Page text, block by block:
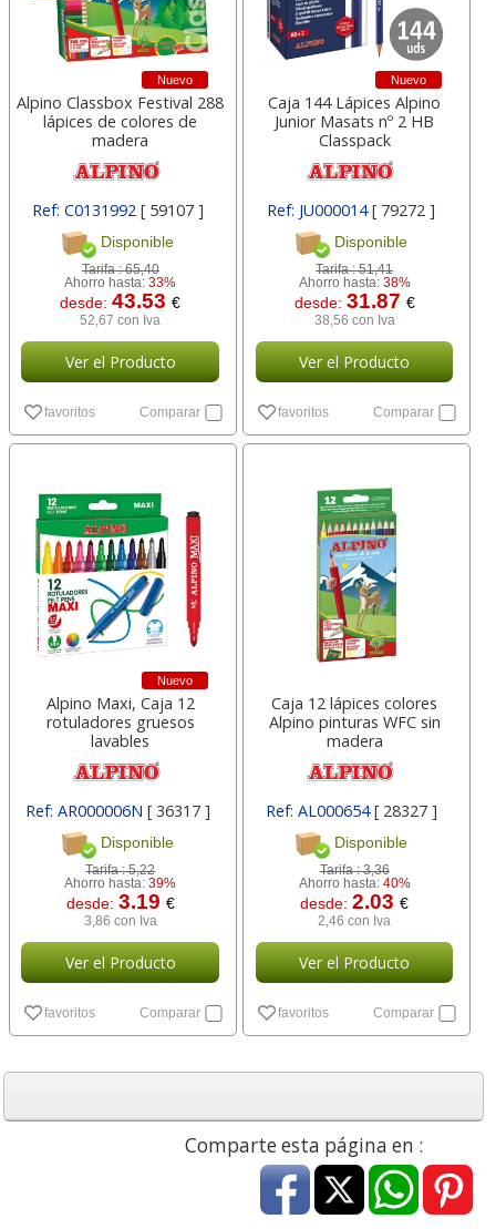
Nuevo
Alpino Classbox Festival 288
lápices de colores de
madera
Ref: C0131992 [ 59107 ]
Disponible
Tarifa :65,40
Ahorro hasta:33%
desde:43.53€
52,67 con Iva
Ver el Producto
favoritos Comparar
Nuevo
Caja 144 Lápices Alpino
Junior Masats nº 2 HB
Classpack
Ref: JU000014[ 79272 ]
Disponible
Tarifa :51,41
Ahorro hasta: 38%
desde: 31.87 €
38,56 con Iva
Ver el Producto
favoritos Comparar
Nuevo
Alpino Maxi, Caja 12
rotuladores gruesos
lavables
Ref: AR000006N [ 36317 ]
Disponible
Tarifa :5,22
Ahorro hasta:39%
desde: 3.19 €
3,86 con Iva
Ver el Producto
favoritos Comparar
Caja 12 lápices colores
Alpino pinturas WFC sin
madera
Ref: AL000654[ 28327 ]
Disponible
Tarifa :3,36
Ahorro hasta: 40%
desde:2.03€
2,46 con Iva
Ver el Producto
favoritos Comparar
Comparte esta página en :